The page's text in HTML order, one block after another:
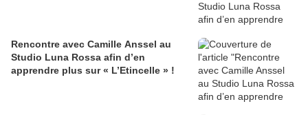
Rencontre avec Camille Anssel au
Studio Luna Rossa afin d’en
apprendre plus sur « L’Etincelle » !